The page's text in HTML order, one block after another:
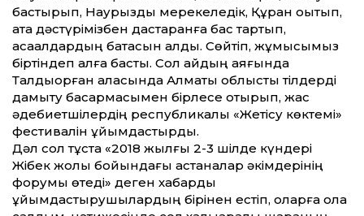
бастырып, Наурызды мерекеледік, Құран оқытып,
ата дәстүрімізбен дастарқанға бас тартып,
ақсақалдардың батасын алдық. Сөйтіп, жұмысымыз
біртіндеп алға басты. Сол айдың аяғында
Талдықорған қаласында Алматы облыстық тілдерді
дамыту басқармасымен бірлесе отырып, жас
әдебиетшілердің республикалық «Жетісу көктемі»
фестивалін ұйымдастырдық.
Дәл сол тұста «2018 жылғы 2-3 шілде күндері
Жібек жолы бойындағы астаналар әкімдерінің
форумы өтеді» деген хабарды
ұйымдастырушылардың бірінен естіп, оларға қолқа